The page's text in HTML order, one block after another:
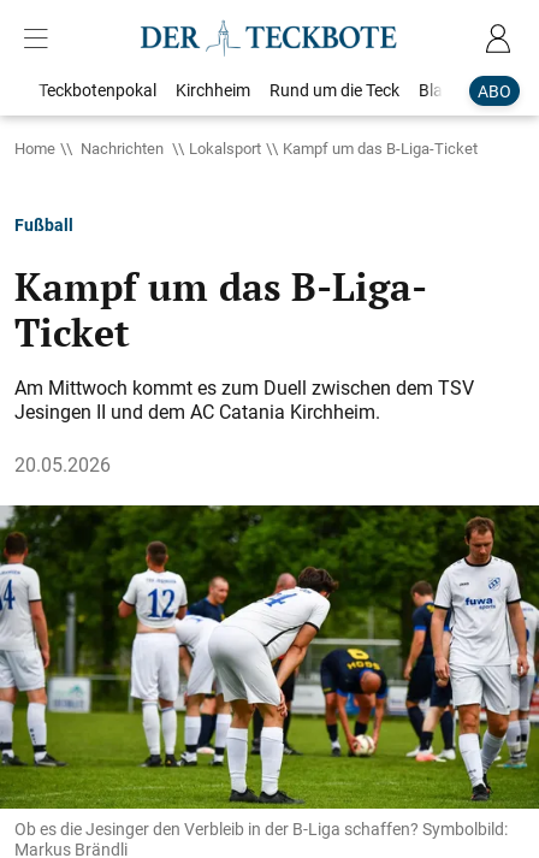
ABO
Teckbotenpokal Kirchheim Rund um die Teck Blaulicht
Home Nachrichten Lokalsport Kampf um das B-Liga-Ticket
Fußball
Kampf um das B-Liga-
Ticket
Am Mittwoch kommt es zum Duell zwischen dem TSV
Jesingen II und dem AC Catania Kirchheim.
20.05.2026
Ob es die Jesinger den Verbleib in der B-Liga schaffen? Symbolbild:
Markus Brändli